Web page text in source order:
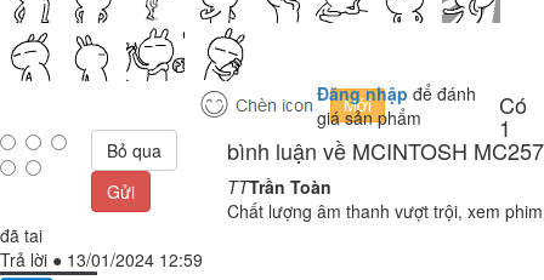
Đăng nhập để đánh
giá sản phẩm
Bỏ qua
Gửi
Có
1
bình luận về MCINTOSH MC257
TTTrần Toàn
Chất lượng âm thanh vượt trội, xem phim
đã tai
Trả lời ● 13/01/2024 12:59